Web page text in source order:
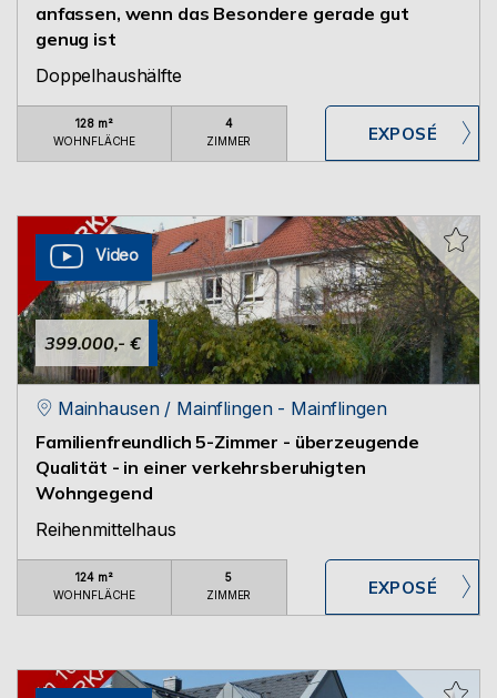
anfassen, wenn das Besondere gerade gut
genug ist
Doppelhaushälfte
128 m²
WOHNFLÄCHE
4
ZIMMER
399.000,- €
Video
Mainhausen / Mainflingen - Mainflingen
Familienfreundlich 5-Zimmer - überzeugende
Qualität - in einer verkehrsberuhigten
Wohngegend
Reihenmittelhaus
124 m²
WOHNFLÄCHE
5
ZIMMER